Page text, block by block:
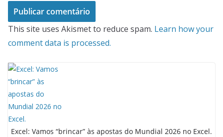
This site uses Akismet to reduce spam. Learn how your
comment data is processed.
Excel: Vamos “brincar” às apostas do Mundial 2026 no Excel.